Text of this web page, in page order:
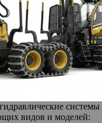
системы
видов и моделей: